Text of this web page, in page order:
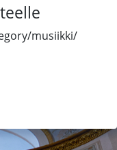
musiikki/